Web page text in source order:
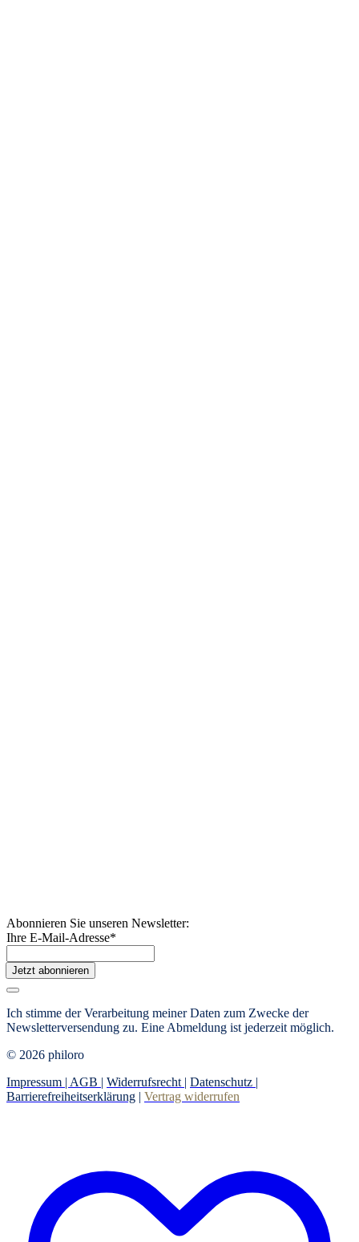
Abonnieren Sie unseren Newsletter:
Ihre E-Mail-Adresse*
Jetzt abonnieren
Ich stimme der Verarbeitung meiner Daten zum Zwecke der
Newsletterversendung zu. Eine Abmeldung ist jederzeit möglich.
© 2026 philoro
Impressum | AGB | Widerrufsrecht | Datenschutz |
Barrierefreiheitserklärung | Vertrag widerrufen